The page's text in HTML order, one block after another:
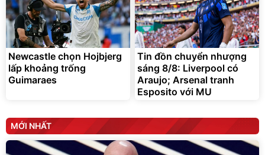
Newcastle chọn Hojbjerg
lấp khoảng trống
Guimaraes
Tin đồn chuyển nhượng
sáng 8/8: Liverpool có
Araujo; Arsenal tranh
Esposito với MU
MỚI NHẤT